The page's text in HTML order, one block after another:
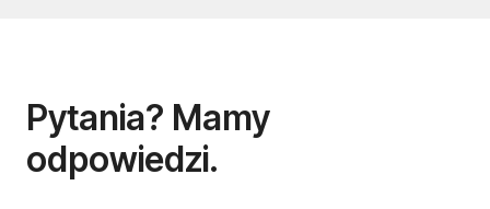
Pytania? Mamy
odpowiedzi.